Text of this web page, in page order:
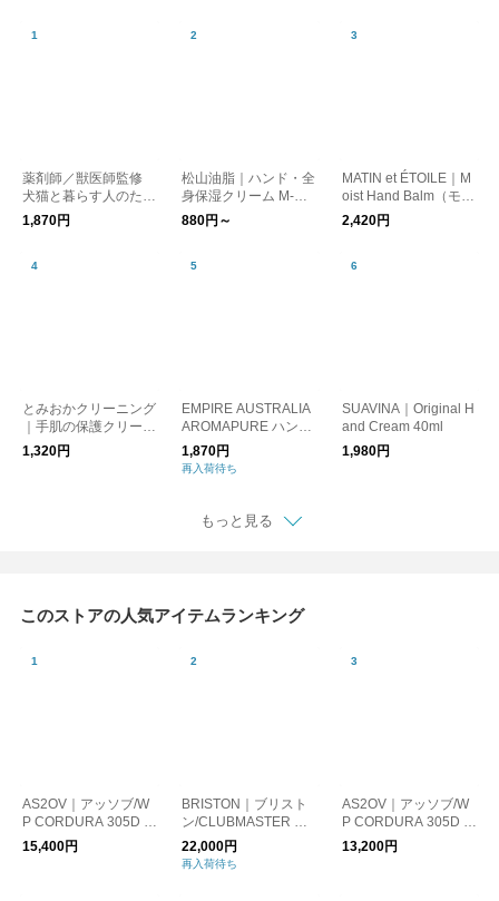
薬剤師／獣医師監修
犬猫と暮らす人のため
の 舐めても安心 セラ
ミドハンドクリーム 6
REAM
1,870円
松山油脂｜ハンド・全
身保湿クリーム M-ma
rk series
880円～
MATIN et ÉTOILE｜M
oist Hand Balm（モイ
ストハンドバーム）
2,420円
とみおかクリーニング
｜手肌の保護クリーム
30g
1,320円
EMPIRE AUSTRALIA
AROMAPURE ハンド
バーム ピンクグレー
プフルーツ、ゼラニウ
1,870円
再入荷待ち
SUAVINA｜Original H
and Cream 40ml
1,980円
もっと見る
このストアの人気アイテムランキング
AS2OV｜アッソブ/W
P CORDURA 305D F
ANNY PACK 防水 シ
ョルダーバッグ サコ
15,400円
BRISTON｜ブリスト
ン/CLUBMASTER CH
IC HMS SILVER
22,000円
再入荷待ち
AS2OV｜アッソブ/W
P CORDURA 305D S
ACOSHE 防水 ショル
ダーバッグ サコッシ
13,200円